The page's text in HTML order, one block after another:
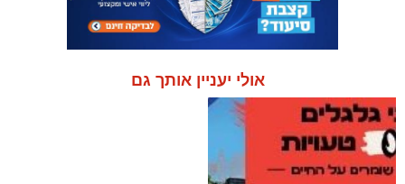
אולי יעניין אותך גם